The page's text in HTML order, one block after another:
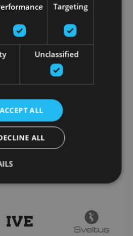
Targeting
Unclassified
ACCEPT ALL
ALL